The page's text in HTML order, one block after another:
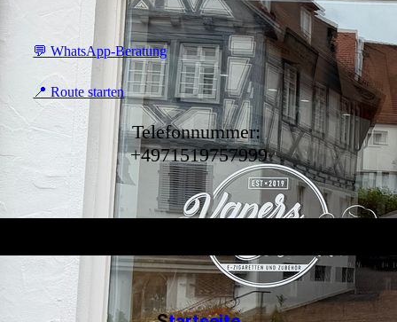
💬 WhatsApp-Beratung
📍 Route starten
Telefonnummer:
+4971519757999